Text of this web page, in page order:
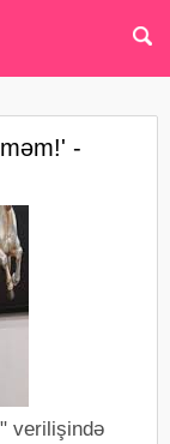
-
verilişində